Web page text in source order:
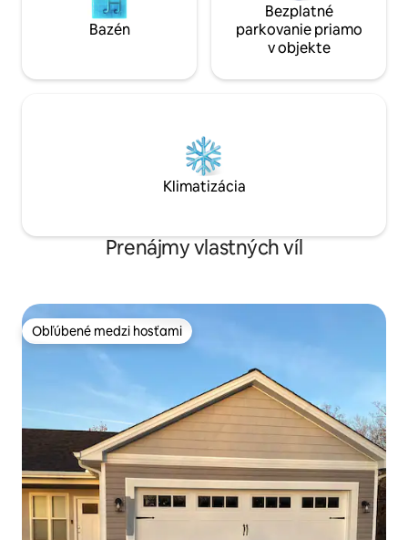
Bazén
Bezplatné
parkovanie priamo
v objekte
Klimatizácia
Prenájmy vlastných víl
Obľúbené medzi hosťami
Obľúbené medzi hosťami